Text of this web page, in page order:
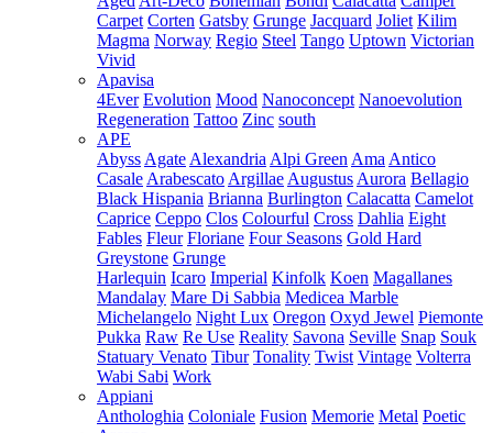
Carpet Corten Gatsby Grunge Jacquard Joliet Kilim
Magma Norway Regio Steel Tango Uptown Victorian
Vivid
Apavisa
4Ever Evolution Mood Nanoconcept Nanoevolution
Regeneration Tattoo Zinc south
APE
Abyss Agate Alexandria Alpi Green Ama Antico
Casale Arabescato Argillae Augustus Aurora Bellagio
Black Hispania Brianna Burlington Calacatta Camelot
Caprice Ceppo Clos Colourful Cross Dahlia Eight
Fables Fleur Floriane Four Seasons Gold Hard
Greystone Grunge
Harlequin Icaro Imperial Kinfolk Koen Magallanes
Mandalay Mare Di Sabbia Medicea Marble
Michelangelo Night Lux Oregon Oxyd Jewel Piemonte
Pukka Raw Re Use Reality Savona Seville Snap Souk
Statuary Venato Tibur Tonality Twist Vintage Volterra
Wabi Sabi Work
Appiani
Anthologhia Coloniale Fusion Memorie Metal Poetic